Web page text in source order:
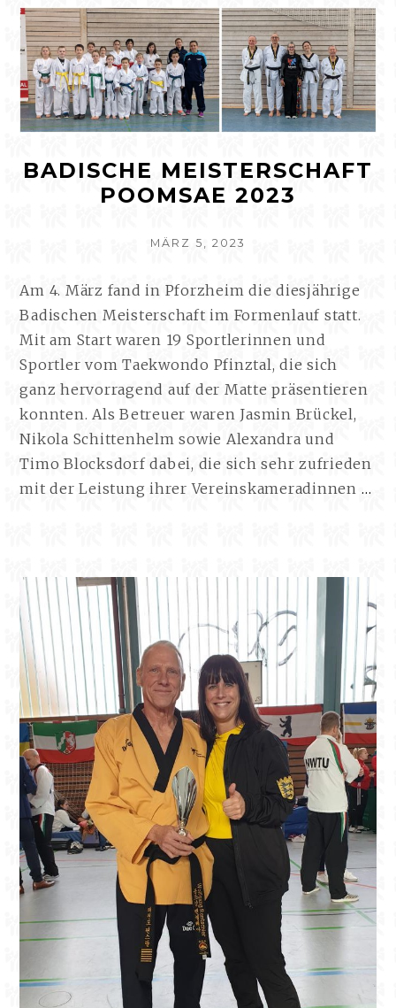
BADISCHE MEISTERSCHAFT
POOMSAE 2023
VERÖFFENTLICHT
MÄRZ 5, 2023
Am 4. März fand in Pforzheim die diesjährige
Badischen Meisterschaft im Formenlauf statt.
Mit am Start waren 19 Sportlerinnen und
Sportler vom Taekwondo Pfinztal, die sich
ganz hervorragend auf der Matte präsentieren
konnten. Als Betreuer waren Jasmin Brückel,
Nikola Schittenhelm sowie Alexandra und
Timo Blocksdorf dabei, die sich sehr zufrieden
mit der Leistung ihrer Vereinskameradinnen …